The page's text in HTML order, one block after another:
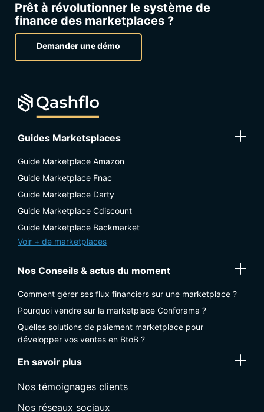
Prêt à révolutionner le système de
finance des marketplaces ?
Demander une démo
Guides Marketsplaces
Guide Marketplace Amazon
Guide Marketplace Fnac
Guide Marketplace Darty
Guide Marketplace Cdiscount
Guide Marketplace Backmarket
Voir + de marketplaces
Nos Conseils & actus du moment
Comment gérer ses flux financiers sur une marketplace ?
Pourquoi vendre sur la marketplace Conforama ?
Quelles solutions de paiement marketplace pour
développer vos ventes en BtoB ?
En savoir plus
Nos témoignages clients
Nos réseaux sociaux